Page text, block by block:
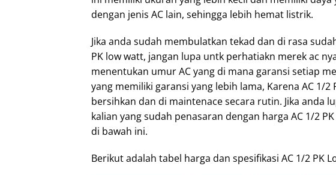
dengan jenis AC lain, sehingga lebih hemat listrik.
Jika anda sudah membulatkan tekad dan di rasa
PK low watt, jangan lupa untk perhatiakn merek ac
menentukan umur AC yang di mana garansi setiap
yang memiliki garansi yang lebih lama, Karena AC 1/
bersihkan dan di maintenace secara rutin. Jika anda
kalian yang sudah penasaran dengan harga AC 1/2
di bawah ini.
Berikut adalah tabel harga dan spesifikasi AC 1/2 PK